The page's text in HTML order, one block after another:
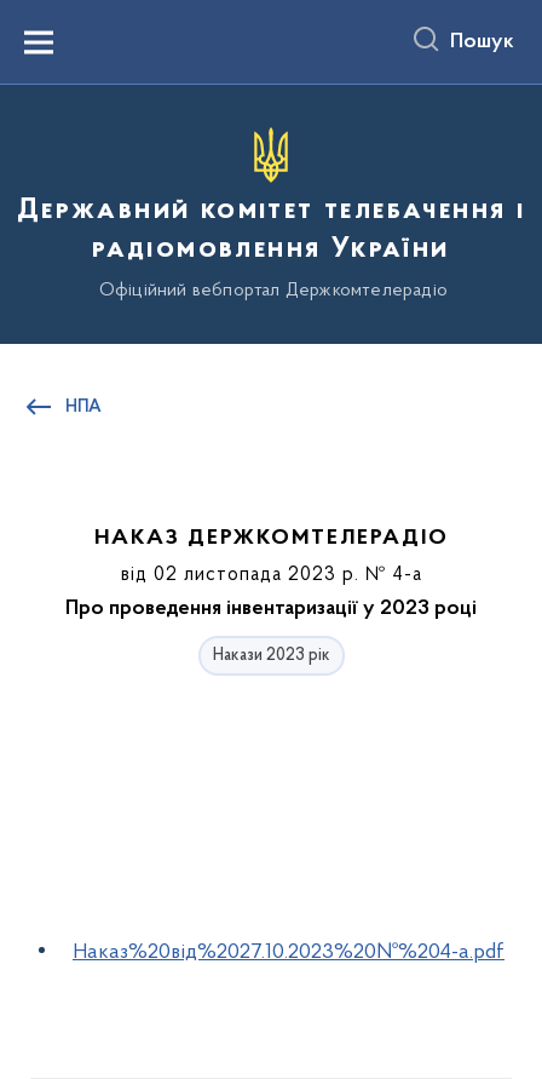
вмістуMenu Пошук
Державний комітет телебачення і
радіомовлення України
Офіційний вебпортал Держкомтелерадіо
НПА
НАКАЗ ДЕРЖКОМТЕЛЕРАДІО
від 02 листопада 2023 р. № 4-а
Про проведення інвентаризації у 2023 році
Накази 2023 рік
Наказ%20від%2027.10.2023%20№%204-а.pdf